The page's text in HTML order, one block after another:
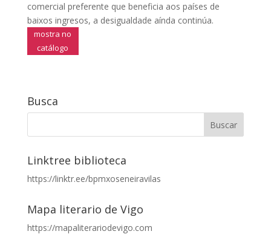
comercial preferente que beneficia aos países de
baixos ingresos, a desigualdade aínda continúa.
mostra no
catálogo
Busca
Linktree biblioteca
https://linktr.ee/bpmxoseneiravilas
Mapa literario de Vigo
https://mapaliterariodevigo.com